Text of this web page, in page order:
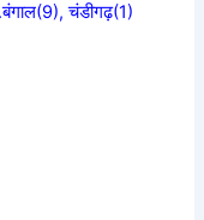
चंडीगढ़(1)